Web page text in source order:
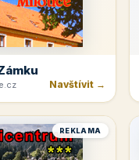
Navštívit →
REKLAMA